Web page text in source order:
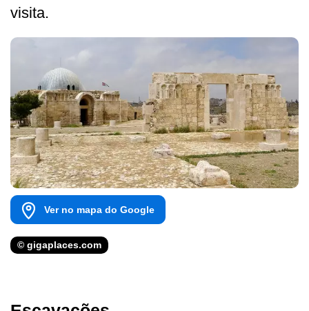
visita.
Ver no mapa do Google
© gigaplaces.com